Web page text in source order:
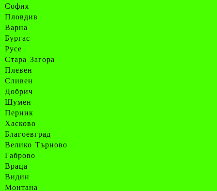
София
Пловдив
Варна
Бургас
Русе
Стара Загора
Плевен
Сливен
Добрич
Шумен
Перник
Хасково
Благоевград
Велико Търново
Габрово
Враца
Видин
Монтана